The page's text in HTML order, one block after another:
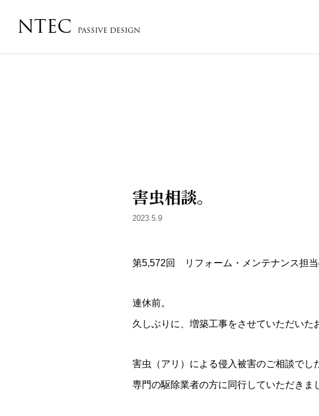
NTEC PASSIVE DESIGN
害虫相談。
2023.5.9
第5,572回 リフォーム・メンテナンス担当
連休前。
久しぶりに、増築工事をさせていただいた
害虫（アリ）による侵入被害のご相談でし
専門の駆除業者の方に同行していただきま